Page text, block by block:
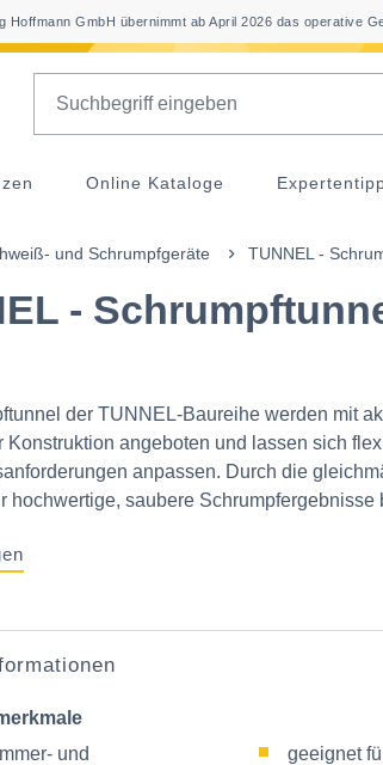
Hoffmann GmbH übernimmt ab April 2026 das operative
Online Kataloge
und Schrumpfgeräte TUNNEL -
-
der TUNNEL‑Baureihe werden mit
Konstruktion angeboten und lassen sich
anpassen. Durch die
hochwertige, saubere Schrumpfergebnisse
und
geeignet